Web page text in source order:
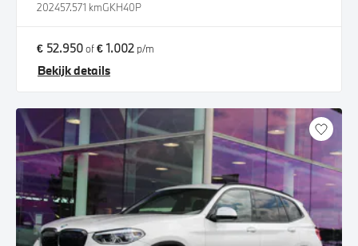
202457.571 kmGKH40P
€ 52.950of€ 1.002 p/m
Bekijk details